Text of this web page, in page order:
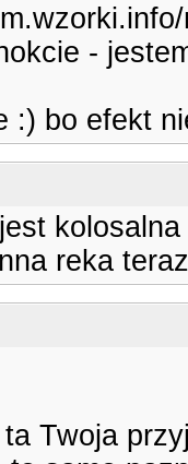
-
:) bo efekt
kolosalna
reka
Twoja